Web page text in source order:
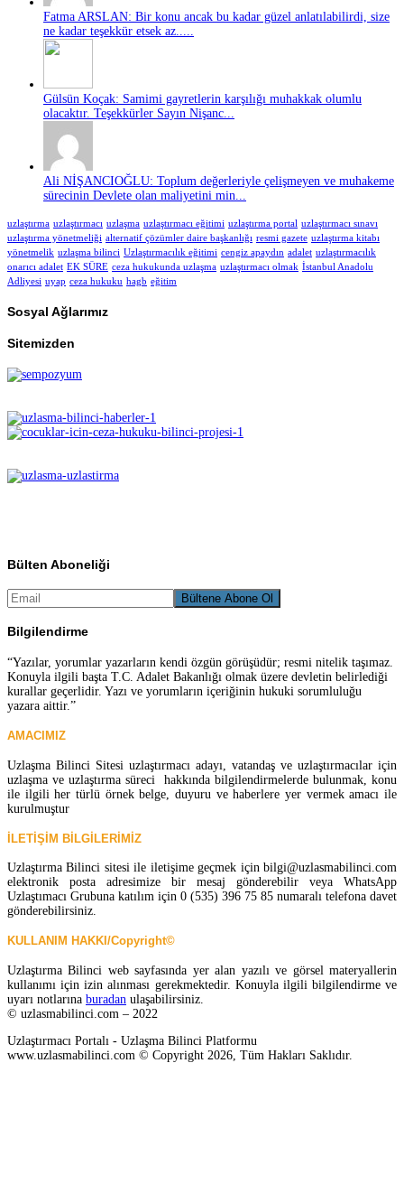
Fatma ARSLAN: Bir konu ancak bu kadar güzel anlatılabilirdi, size
ne kadar teşekkür etsek az.....
Gülsün Koçak: Samimi gayretlerin karşılığı muhakkak olumlu
olacaktır. Teşekkürler Sayın Nişanc...
Ali NİŞANCIOĞLU: Toplum değerleriyle çelişmeyen ve muhakeme
sürecinin Devlete olan maliyetini min...
uzlaştırma uzlaştırmacı uzlaşma uzlaştırmacı eğitimi uzlaştırma portal uzlaştırmacı sınavı
uzlaştırma yönetmeliği alternatif çözümler daire başkanlığı resmi gazete uzlaştırma kitabı
yönetmelik uzlaşma bilinci Uzlaştırmacılık eğitimi cengiz apaydın adalet uzlaştırmacılık
onarıcı adalet EK SÜRE ceza hukukunda uzlaşma uzlaştırmacı olmak İstanbul Anadolu
Adliyesi uyap ceza hukuku hagb eğitim
Sosyal Ağlarımız
Sitemizden
Bülten Aboneliği
Bilgilendirme
“Yazılar, yorumlar yazarların kendi özgün görüşüdür; resmi nitelik taşımaz.
Konuyla ilgili başta T.C. Adalet Bakanlığı olmak üzere devletin belirlediği
kurallar geçerlidir. Yazı ve yorumların içeriğinin hukuki sorumluluğu
yazara aittir.”
AMACIMIZ
Uzlaşma Bilinci Sitesi uzlaştırmacı adayı, vatandaş ve uzlaştırmacılar için
uzlaşma ve uzlaştırma süreci hakkında bilgilendirmelerde bulunmak, konu
ile ilgili her türlü örnek belge, duyuru ve haberlere yer vermek amacı ile
kurulmuştur
İLETİŞİM BİLGİLERİMİZ
Uzlaştırma Bilinci sitesi ile iletişime geçmek için bilgi@uzlasmabilinci.com
elektronik posta adresimize bir mesaj gönderebilir veya WhatsApp
Uzlaştımacı Grubuna katılım için 0 (535) 396 75 85 numaralı telefona davet
gönderebilirsiniz.
KULLANIM HAKKI/Copyright©
Uzlaştırma Bilinci web sayfasında yer alan yazılı ve görsel materyallerin
kullanımı için izin alınması gerekmektedir. Konuyla ilgili bilgilendirme ve
uyarı notlarına buradan ulaşabilirsiniz.
© uzlasmabilinci.com – 2022
Uzlaştırmacı Portalı - Uzlaşma Bilinci Platformu
www.uzlasmabilinci.com © Copyright 2026, Tüm Hakları Saklıdır.